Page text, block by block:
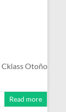
Cklass Otoño
Read more